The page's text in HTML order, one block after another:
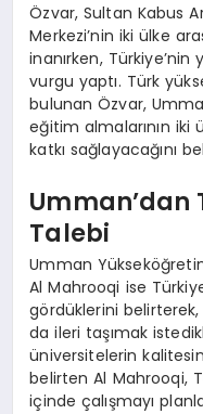
Özvar, Sultan Kabus
Merkezi’nin iki ülke
inanırken,
vurgu yaptı. Türk
bulunan Özvar,
eğitim almalarının iki
katkı sağlayacağını
Umman’dan
Talebi
Umman
Al Mahrooqi ise
gördüklerini belirterek,
da ileri taşımak
üniversitelerin
belirten Al Mahrooqi,
içinde çalışmayı